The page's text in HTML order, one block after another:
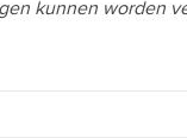
kunnen worden